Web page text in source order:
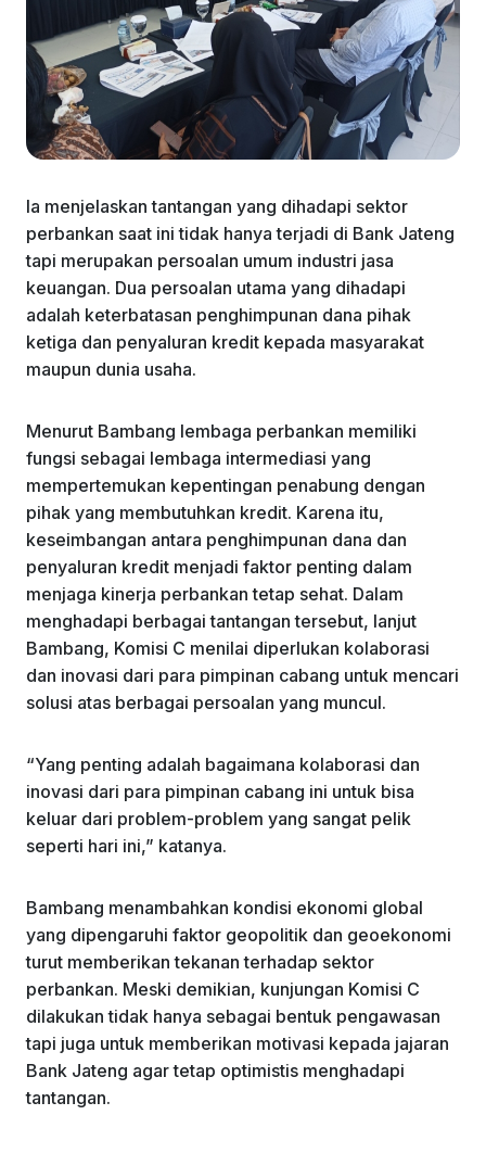
Ia menjelaskan tantangan yang dihadapi sektor
perbankan saat ini tidak hanya terjadi di Bank Jateng
tapi merupakan persoalan umum industri jasa
keuangan. Dua persoalan utama yang dihadapi
adalah keterbatasan penghimpunan dana pihak
ketiga dan penyaluran kredit kepada masyarakat
maupun dunia usaha.
Menurut Bambang lembaga perbankan memiliki
fungsi sebagai lembaga intermediasi yang
mempertemukan kepentingan penabung dengan
pihak yang membutuhkan kredit. Karena itu,
keseimbangan antara penghimpunan dana dan
penyaluran kredit menjadi faktor penting dalam
menjaga kinerja perbankan tetap sehat. Dalam
menghadapi berbagai tantangan tersebut, lanjut
Bambang, Komisi C menilai diperlukan kolaborasi
dan inovasi dari para pimpinan cabang untuk mencari
solusi atas berbagai persoalan yang muncul.
“Yang penting adalah bagaimana kolaborasi dan
inovasi dari para pimpinan cabang ini untuk bisa
keluar dari problem-problem yang sangat pelik
seperti hari ini,” katanya.
Bambang menambahkan kondisi ekonomi global
yang dipengaruhi faktor geopolitik dan geoekonomi
turut memberikan tekanan terhadap sektor
perbankan. Meski demikian, kunjungan Komisi C
dilakukan tidak hanya sebagai bentuk pengawasan
tapi juga untuk memberikan motivasi kepada jajaran
Bank Jateng agar tetap optimistis menghadapi
tantangan.